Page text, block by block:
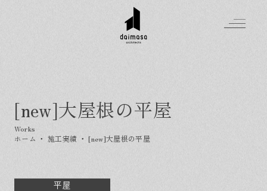
[new]大屋根の平屋
ホーム ・ 施工実績 ・ [new]大屋根の平屋
平屋
Greeting
はじめましての方へ
Made in DAIMASA
オーダーメイドの住まい
施工実績
Topics